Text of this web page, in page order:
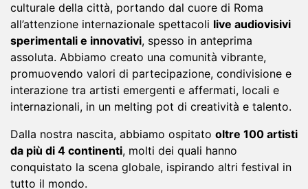
culturale della città, portando dal cuore di Roma
all’attenzione internazionale spettacoli live audiovisivi
sperimentali e innovativi, spesso in anteprima
assoluta. Abbiamo creato una comunità vibrante,
promuovendo valori di partecipazione, condivisione e
interazione tra artisti emergenti e affermati, locali e
internazionali, in un melting pot di creatività e talento.
Dalla nostra nascita, abbiamo ospitato oltre 100 artisti
da più di 4 continenti, molti dei quali hanno
conquistato la scena globale, ispirando altri festival in
tutto il mondo.